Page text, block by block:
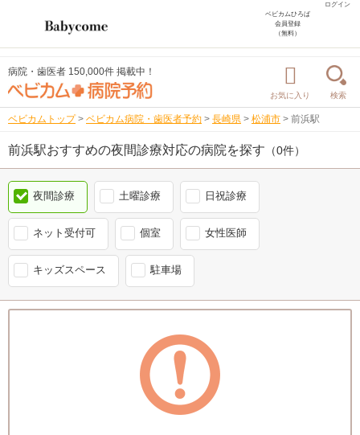
ログイン
ベビカムひろば
会員登録
（無料）
病院・歯医者 150,000件 掲載中！
お気に入り 検索
ベビカムトップ > ベビカム病院・歯医者予約 > 長崎県 > 松浦市 > 前浜駅
前浜駅おすすめの夜間診療対応の病院を探す （0件）
夜間診療 土曜診療 日祝診療
ネット受付可 個室 女性医師
キッズスペース 駐車場